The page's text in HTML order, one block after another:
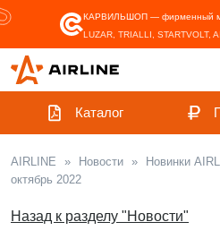
КАРВИЛЬШОП — фирменный
LUZAR, TRIALLI, STARTVOLT,
Каталог
AIRLINE » Новости » Новинки
октябрь 2022
Назад к разделу "Новости"